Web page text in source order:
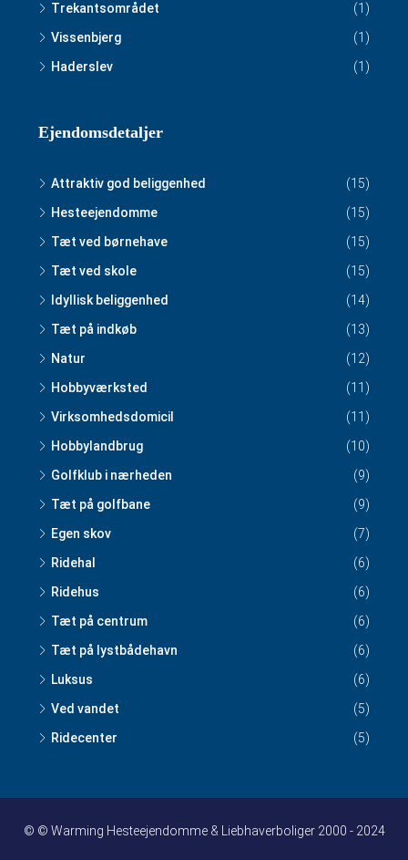
Trekantsområdet
(1)
Vissenbjerg
(1)
Haderslev
(1)
Ejendomsdetaljer
Attraktiv god beliggenhed
(15)
Hesteejendomme
(15)
Tæt ved børnehave
(15)
Tæt ved skole
(15)
Idyllisk beliggenhed
(14)
Tæt på indkøb
(13)
Natur
(12)
Hobbyværksted
(11)
Virksomhedsdomicil
(11)
Hobbylandbrug
(10)
Golfklub i nærheden
(9)
Tæt på golfbane
(9)
Egen skov
(7)
Ridehal
(6)
Ridehus
(6)
Tæt på centrum
(6)
Tæt på lystbådehavn
(6)
Luksus
(6)
Ved vandet
(5)
Ridecenter
(5)
© © Warming Hesteejendomme & Liebhaverboliger 2000 - 2024